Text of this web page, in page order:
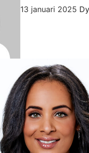
13 januari 2025